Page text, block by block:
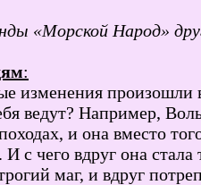
«Морской Народ»
:
изменения произошли
ведут? Например,
и она вместо
И с чего вдруг она
маг, и вдруг